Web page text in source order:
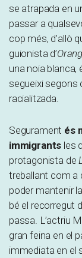
se atrapada en
passar a
cop més, d’allò
guionista d’
una noia blanca,
segueixi segons
racialitzada.
Segurament és
immigrants les
protagonista de
treballant com a
poder mantenir
bé el recorregut
passa. L’actriu
gran feina en el
immediata en el